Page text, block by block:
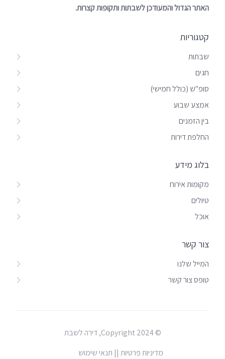
האתר הגדול והמעודכן לשבתות ותקופות קצרות.
קטגוריות
שבתות
חגים
סופ"ש (כולל חמישי)
אמצע שבוע
בין הזמנים
החלפת דירות
בלוג מידע
מקומות אירוח
טיולים
אוכל
צור קשר
המייל שלנו
טופס צור קשר
© Copyright 2024, דירה לשבת
מדיניות פרטיות || תנאי שימוש